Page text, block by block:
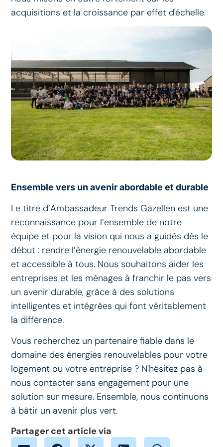
acquisitions et la croissance par effet d'échelle.
Ensemble vers un avenir abordable et durable
Le titre d’Ambassadeur Trends Gazellen est une
reconnaissance pour l’ensemble de notre
équipe et pour la vision qui nous a guidés dès le
début : rendre l’énergie renouvelable abordable
et accessible à tous. Nous souhaitons aider les
entreprises et les ménages à franchir le pas vers
un avenir durable, grâce à des solutions
intelligentes et intégrées qui font véritablement
la différence.
Vous recherchez un partenaire fiable dans le
domaine des énergies renouvelables pour votre
logement ou votre entreprise ? N'hésitez pas à
nous contacter sans engagement pour une
solution sur mesure. Ensemble, nous continuons
à bâtir un avenir plus vert.
Partager cet article via